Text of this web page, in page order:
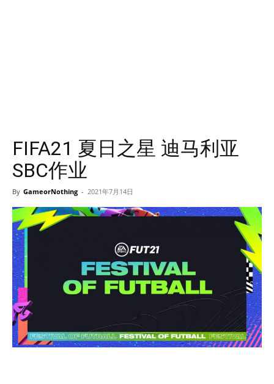
FIFA21 夏日之星 迪马利亚
SBC作业
By GameorNothing - 2021年7月14日